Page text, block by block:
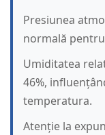
Presiunea
normală
Umiditatea
46%,
temperatura.
Atenție la